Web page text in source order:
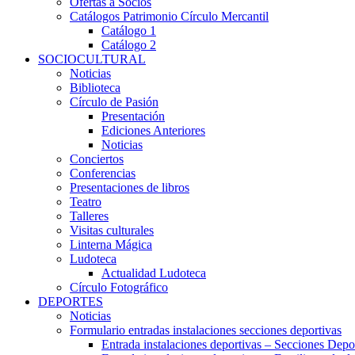
Catálogos Patrimonio Círculo Mercantil
Catálogo 1
Catálogo 2
SOCIOCULTURAL
Noticias
Biblioteca
Círculo de Pasión
Presentación
Ediciones Anteriores
Noticias
Conciertos
Conferencias
Presentaciones de libros
Teatro
Talleres
Visitas culturales
Linterna Mágica
Ludoteca
Actualidad Ludoteca
Círculo Fotográfico
DEPORTES
Noticias
Formulario entradas instalaciones secciones deportivas
Entrada instalaciones deportivas – Secciones